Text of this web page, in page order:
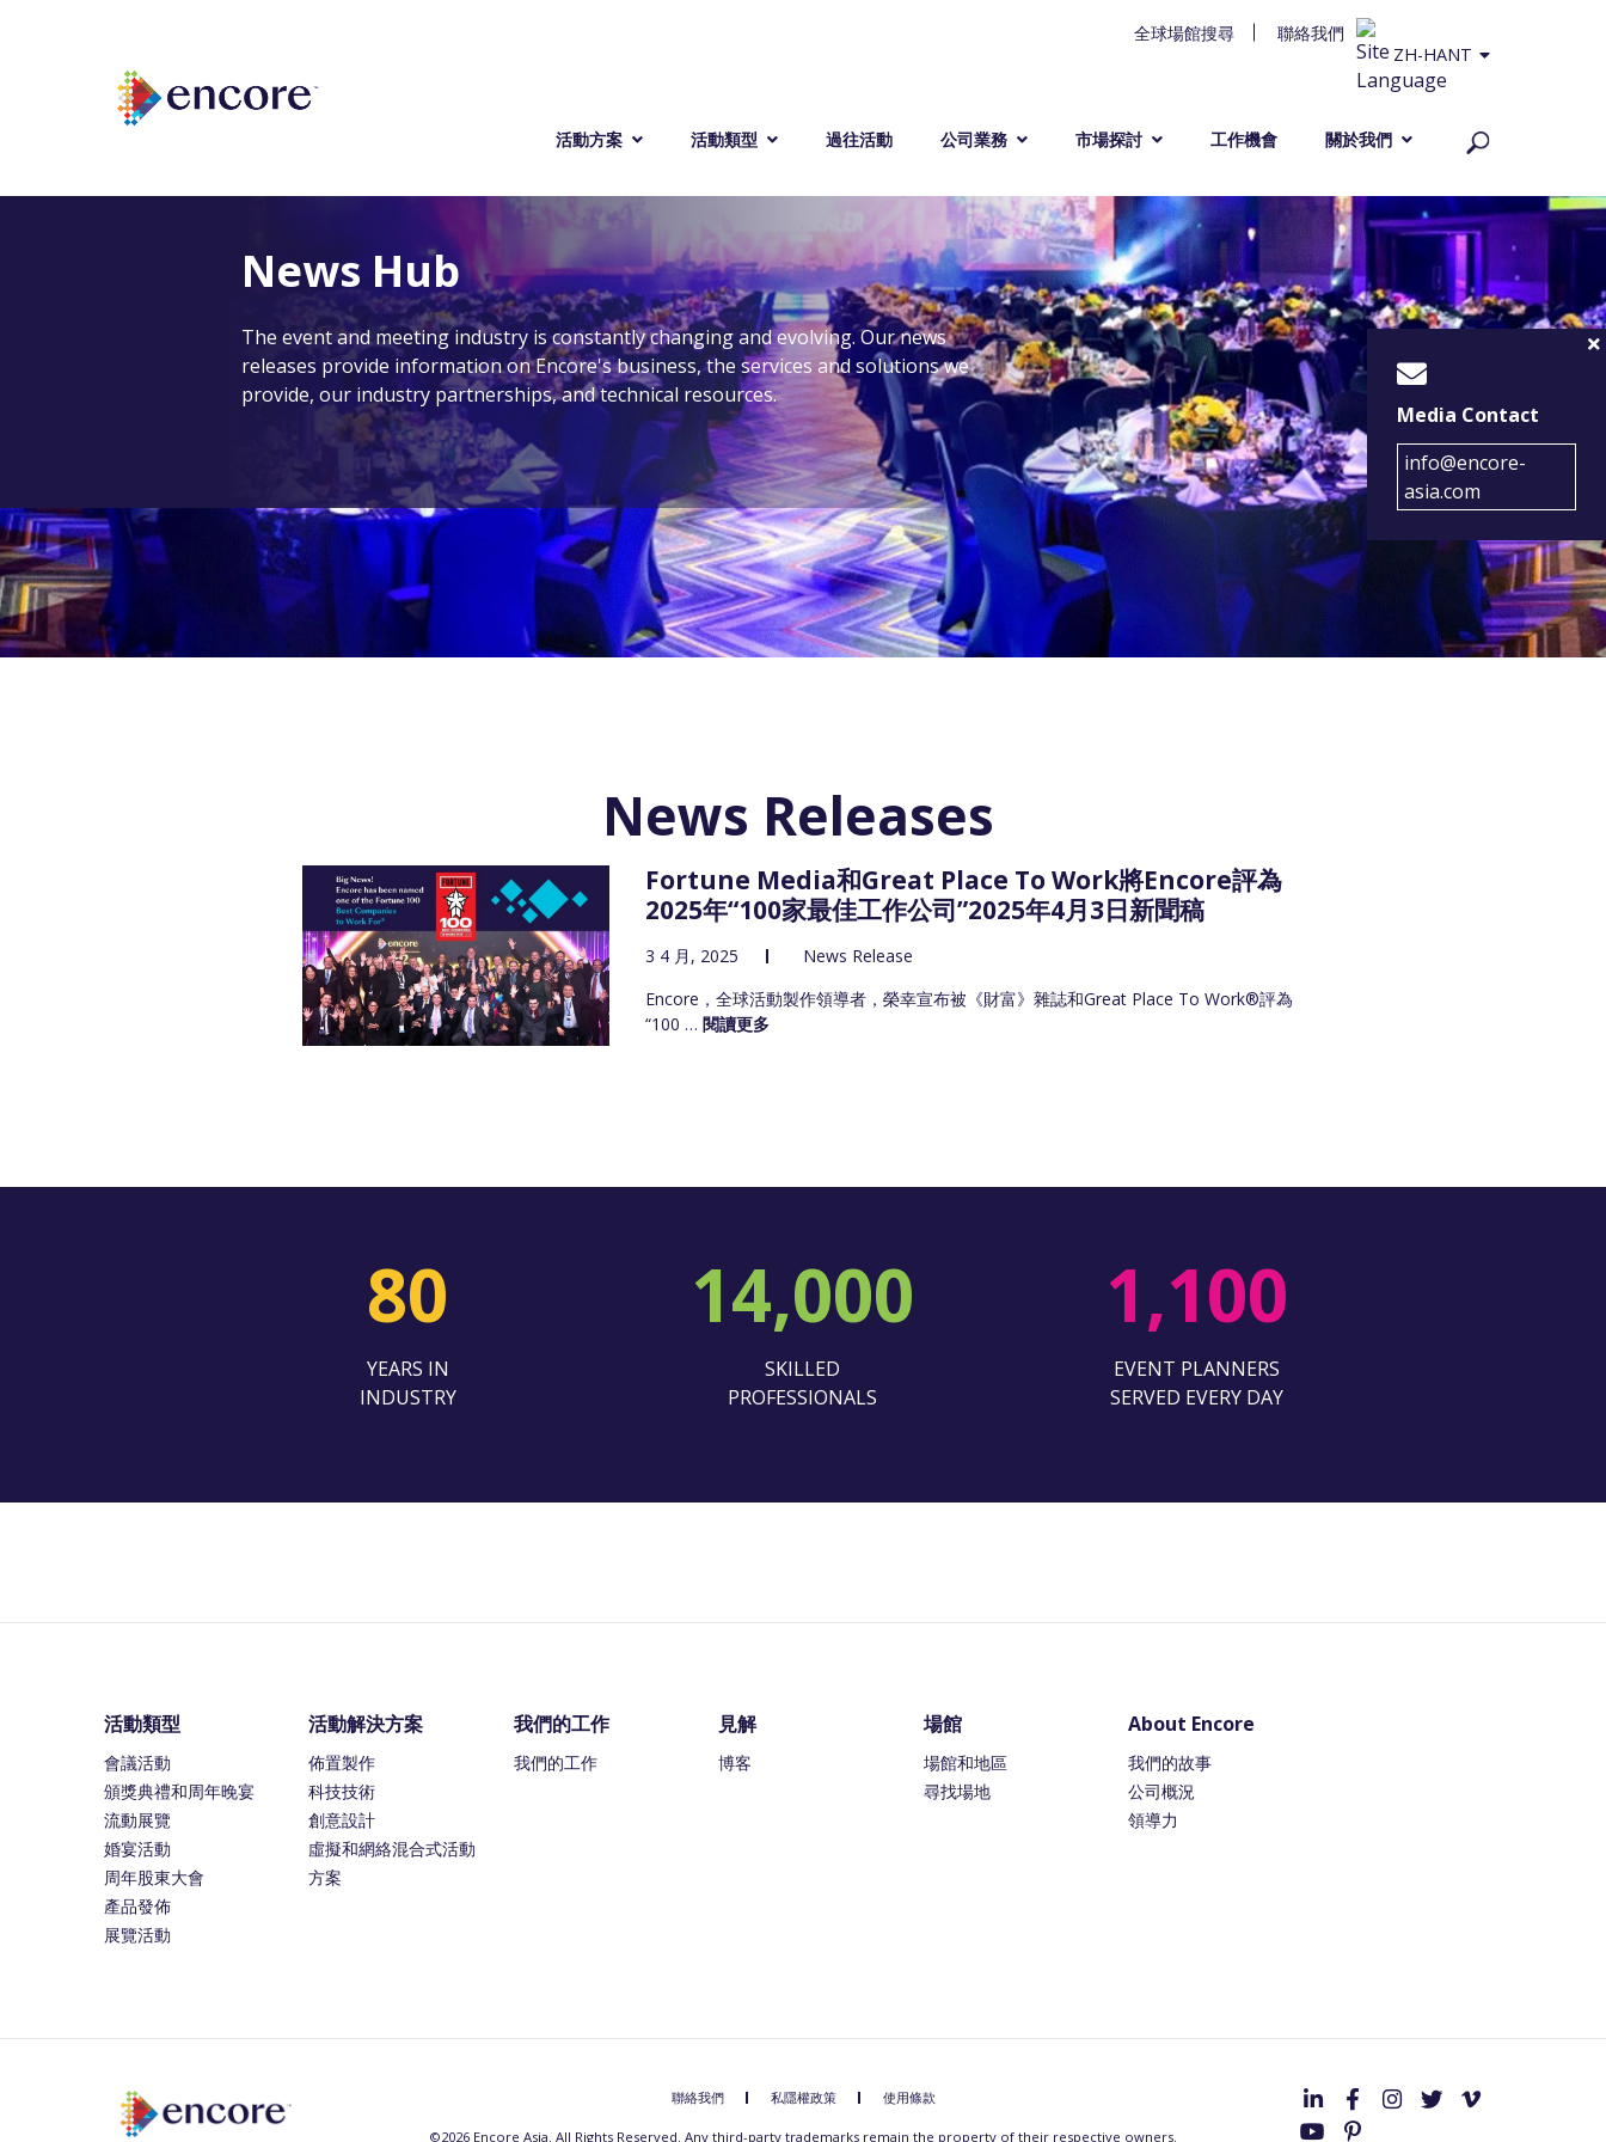
全球場館搜尋
聯絡我們
ZH-HANT
活動方案 活動類型 過往活動 公司業務 市場探討 工作機會 關於我們
Media Contact
info@encore-
asia.com
News Hub
The event and meeting industry is constantly changing and evolving. Our news
releases provide information on Encore's business, the services and solutions we
provide, our industry partnerships, and technical resources.
News Releases
Fortune Media和Great Place To Work將Encore評為
2025年“100家最佳工作公司”2025年4月3日新聞稿
3 4 月, 2025
News Release
Encore，全球活動製作領導者，榮幸宣布被《財富》雜誌和Great Place To Work®評為
“100 … 閱讀更多
80
YEARS IN
INDUSTRY
14,000
SKILLED
PROFESSIONALS
1,100
EVENT PLANNERS
SERVED EVERY DAY
活動類型
會議活動
頒獎典禮和周年晚宴
流動展覽
婚宴活動
周年股東大會
產品發佈
展覽活動
活動解決方案
佈置製作
科技技術
創意設計
虛擬和網絡混合式活動
方案
我們的工作
我們的工作
見解
博客
場館
場館和地區
尋找場地
About Encore
我們的故事
公司概況
領導力
聯絡我們 私隱權政策 使用條款
©2026 Encore Asia. All Rights Reserved. Any third-party trademarks remain the property of their respective owners.